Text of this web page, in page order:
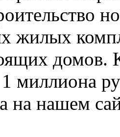
жилых
домов.
миллиона
на нашем